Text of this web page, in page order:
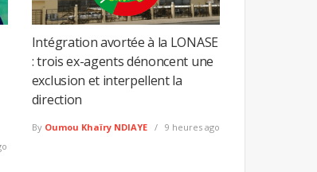
Intégration avortée à la LONASE
: trois ex-agents dénoncent une
exclusion et interpellent la
direction
By Oumou Khaïry NDIAYE 9 heures ago